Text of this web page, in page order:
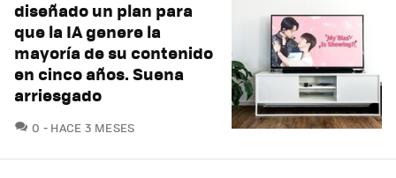
diseñado un plan para
que la IA genere la
mayoría de su contenido
en cinco años. Suena
arriesgado
0 COMENTARIOS
HACE 3 MESES